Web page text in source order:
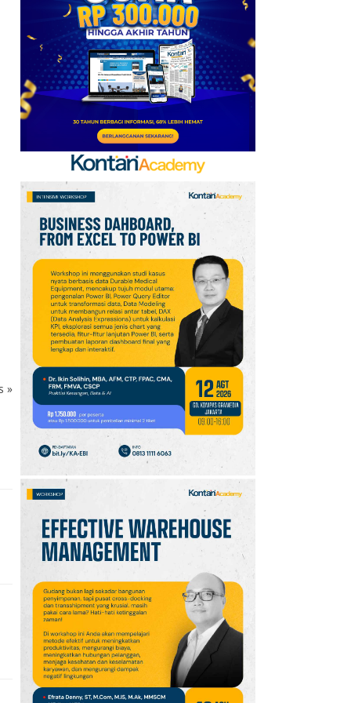
»
Telegram Sempat Hilang
dari App Store, Ini
Penjelasan Apple dan
Durov
7
Kabar Transfer Man
United: 6 Pemain
Berpeluang Hengkang
Sebelum Deadline
8
Link dan Syarat
Dokumen Pendaftaran
Pandang Istana untuk
Ikut Upacara HUT Ke-81
RI
Sejarah Hari
Keantariksaan Nasional
Setiap 6 Agustus dan
Cara Merayakannya
10 Oppo A7 Pro Max Rilis
dengan Baterai 10.000
mAh, Terbesar
Sepanjang Sejarah Oppo